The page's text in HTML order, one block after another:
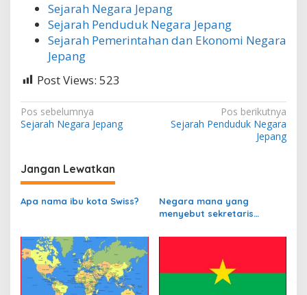
Sejarah Negara Jepang
Sejarah Penduduk Negara Jepang
Sejarah Pemerintahan dan Ekonomi Negara
Jepang
Post Views: 523
N
a
i
g
a
i
p
Pos sebelumnya
Sejarah Negara Jepang
Pos berikutnya
Sejarah Penduduk Negara
Jepang
Jangan Lewatkan
Apa nama ibu kota Swiss?
Negara mana yang
menyebut sekretaris
perbendaharaannya